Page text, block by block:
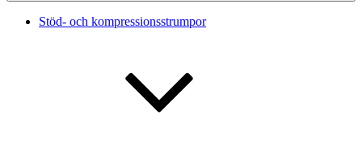
Stöd- och kompressionsstrumpor